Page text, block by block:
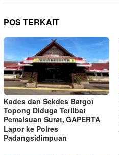
POS TERKAIT
Kades dan Sekdes Bargot
Topong Diduga Terlibat
Pemalsuan Surat, GAPERTA
Lapor ke Polres
Padangsidimpuan